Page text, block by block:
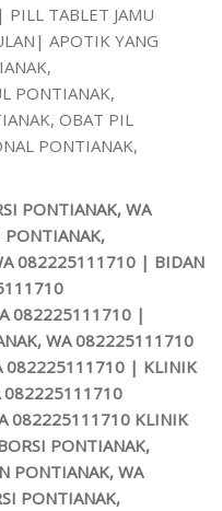
TABLET JAMU
APOTIK YANG
PONTIANAK,
OBAT PIL
PONTIANAK,
PONTIANAK, WA
082225111710 | BIDAN
082225111710 |
WA 082225111710
082225111710 | KLINIK
082225111710
082225111710 KLINIK
PONTIANAK,
PONTIANAK, WA
PONTIANAK,